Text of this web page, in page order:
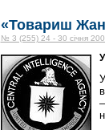
«Товариш
№ 3 (255) 24 - 30 січня